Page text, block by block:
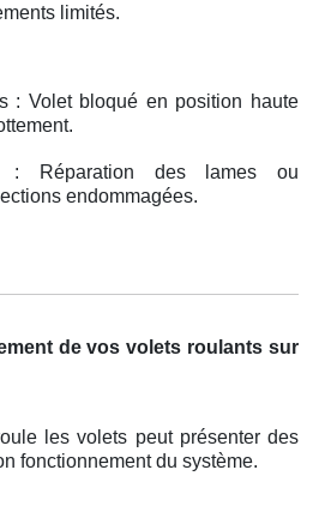
limités.
: Volet bloqué en position haute
: Réparation des lames ou
endommagées.
de vos volets roulants sur
les volets peut présenter des
fonctionnement du système.